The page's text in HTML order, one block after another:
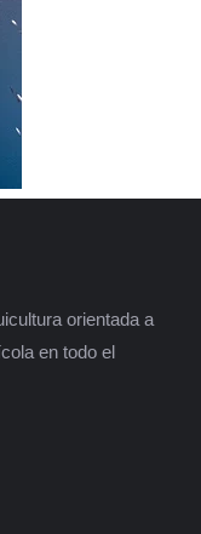
orientada a
en todo el